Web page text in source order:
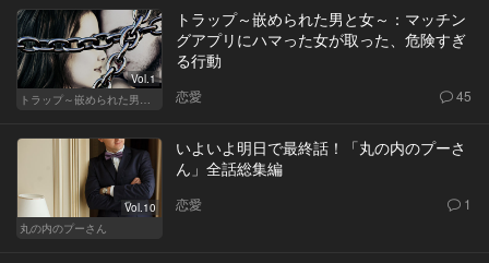
Vol.1
トラップ～嵌められた男と女～
トラップ～嵌められた男と女～：マッチン
グアプリにハマった女が取った、危険すぎ
る行動
恋愛 45
Vol.10
丸の内のプーさん
いよいよ明日で最終話！「丸の内のプーさ
ん」全話総集編
恋愛 1